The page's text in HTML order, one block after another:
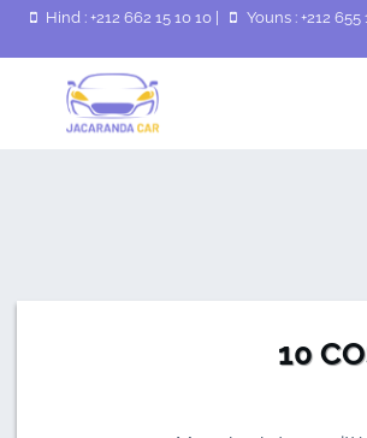
Hind : +212 662 15 10 10 Youns : +212 655
10